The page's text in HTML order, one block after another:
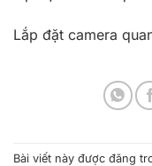
Lắp đặt camera
Bài viết này được đăng